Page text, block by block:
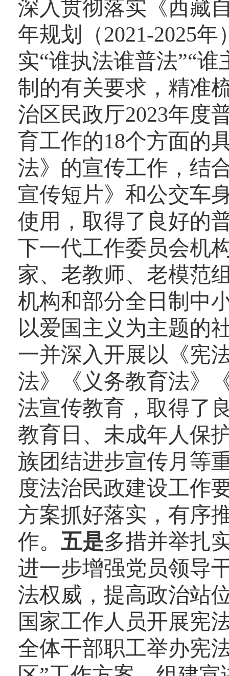
深入贯彻落实《西藏
年规划（2021-2025
实“谁执法谁普法”“
制的有关要求，精准
治区民政厅2023年度
育工作的18个方面的
法》的宣传工作，结
宣传短片》和公交车
使用，取得了良好的
下一代工作委员会机
家、老教师、老模范
机构和部分全日制中
以爱国主义为主题的
一并深入开展以《宪
法》《义务教育法》
法宣传教育，取得了
教育日、未成年人保
族团结进步宣传月等
度法治民政建设工作
方案抓好落实，有序
作。 五是多措并举扎
进一步增强党员领导
法权威，提高政治站
国家工作人员开展宪
全体干部职工举办宪